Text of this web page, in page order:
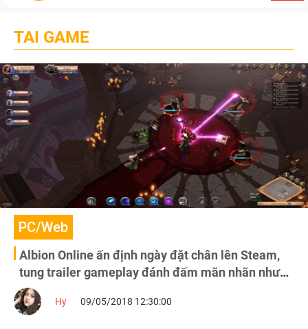
TAI GAME
PC/Web
Albion Online ấn định ngày đặt chân lên Steam,
tung trailer gameplay đánh đấm mãn nhãn như
Diablo vậy
Hy 09/05/2018 12:30:00